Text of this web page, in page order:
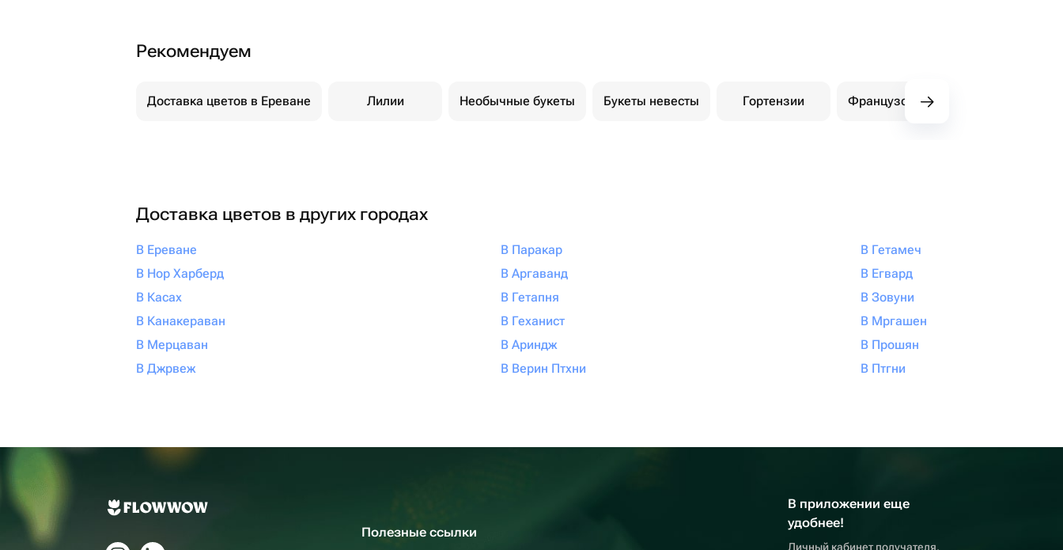
Рекомендуем
Доставка цветов в Ереване Лилии Необычные букеты Букеты невесты Гортензии Французские розы
Доставка цветов в других городах
В Ереване
В Нор Харберд
В Касах
В Канакераван
В Мерцаван
В Джрвеж
В Паракар
В Аргаванд
В Гетапня
В Геханист
В Ариндж
В Верин Птхни
В Гетамеч
В Егвард
В Зовуни
В Мргашен
В Прошян
В Птгни
Полезные ссылки
В приложении еще
удобнее!
Личный кабинет получателя,